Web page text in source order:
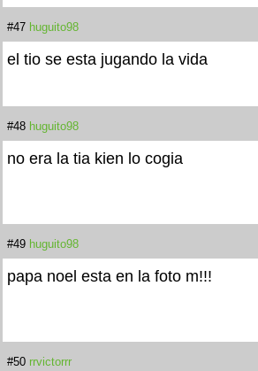
#47 huguito98
el tio se esta jugando la vida
#48 huguito98
no era la tia kien lo cogia
#49 huguito98
papa noel esta en la foto m!!!
#50 rrvictorrr